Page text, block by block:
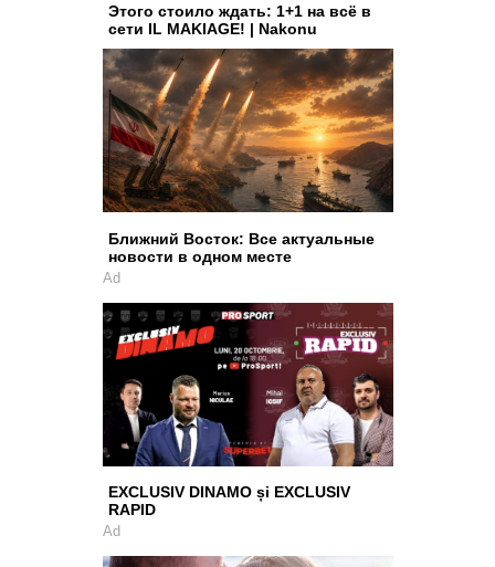
Этого стоило ждать: 1+1 на всё в
сети IL MAKIAGE! | Nakonu
Ближний Восток: Все актуальные
новости в одном месте
Ad
EXCLUSIV DINAMO și EXCLUSIV
RAPID
Ad